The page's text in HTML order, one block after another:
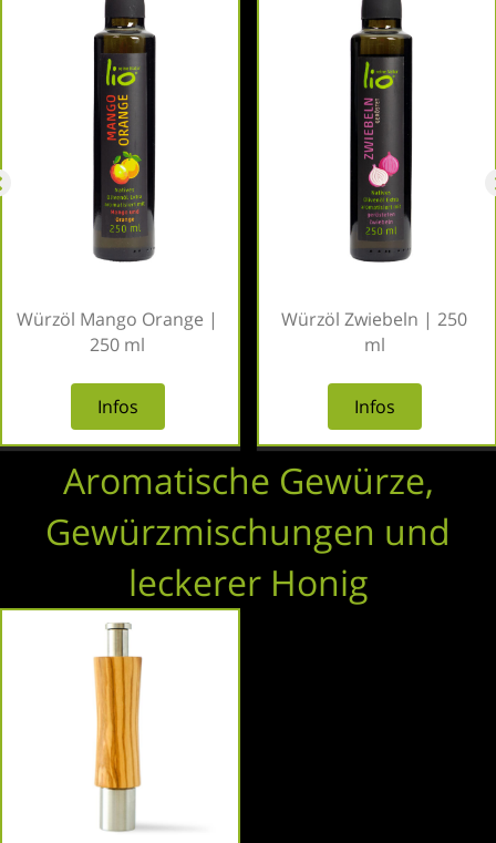
Würzöl Mango Orange |
250 ml
Infos
Würzöl Zwiebeln | 250
ml
Infos
Aromatische Gewürze,
Gewürzmischungen und
leckerer Honig